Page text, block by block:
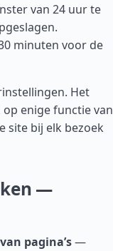
van 24 uur te
minuten voor de
Het
enige functie van
site bij elk bezoek
—
pagina’s—